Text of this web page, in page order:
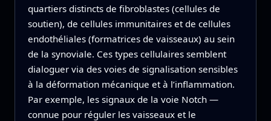
quartiers distincts de fibroblastes (cellules de
soutien), de cellules immunitaires et de cellules
endothéliales (formatrices de vaisseaux) au sein
de la synoviale. Ces types cellulaires semblent
dialoguer via des voies de signalisation sensibles
à la déformation mécanique et à l’inflammation.
Par exemple, les signaux de la voie Notch —
connue pour réguler les vaisseaux et le